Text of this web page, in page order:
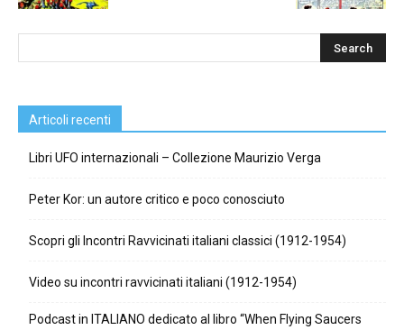
Articoli recenti
Libri UFO internazionali – Collezione Maurizio Verga
Peter Kor: un autore critico e poco conosciuto
Scopri gli Incontri Ravvicinati italiani classici (1912-1954)
Video su incontri ravvicinati italiani (1912-1954)
Podcast in ITALIANO dedicato al libro “When Flying Saucers